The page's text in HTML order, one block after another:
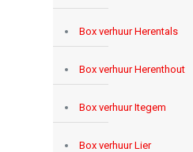
Box verhuur Herentals
Box verhuur Herenthout
Box verhuur Itegem
Box verhuur Lier